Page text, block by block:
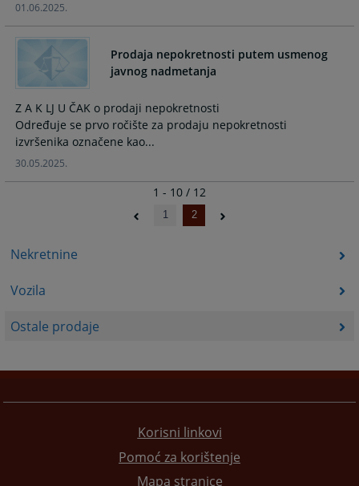
Nekretnine
Vozila
Ostale prodaje
01.06.2025.
Prodaja nepokretnosti putem usmenog
javnog nadmetanja
Z A K LJ U ČAK o prodaji nepokretnosti
Određuje se prvo ročište za prodaju nepokretnosti
izvršenika označene kao...
30.05.2025.
1 - 10 / 12
1 2
Korisni linkovi
Pomoć za korištenje
Mapa stranice